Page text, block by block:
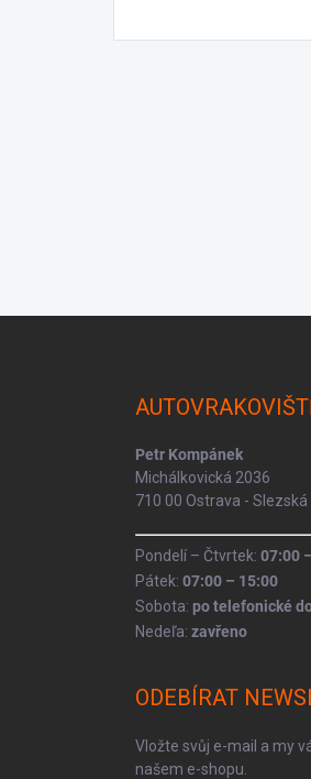
Petr Kompánek
Michálkovická 2036
710 00 Ostrava -
Pondelí – Čtvrtek: 07:00
Pátek: 07:00 – 15:00
Sobota: po telefonické
Nedeľa: zavřeno
ODEBÍRAT
Vložte svůj e-mail a my
našem e-shopu.